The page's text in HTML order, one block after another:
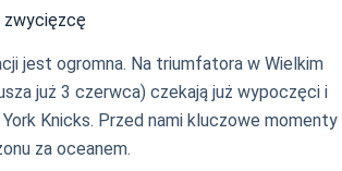
zwycięzcę
jest ogromna. Na triumfatora w Wielkim
już 3 czerwca) czekają już wypoczęci i
Knicks. Przed nami kluczowe momenty
za oceanem.